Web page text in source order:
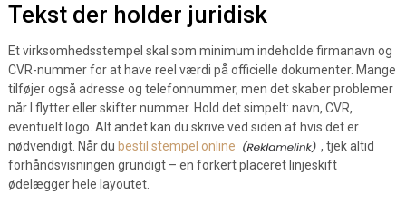
Tekst der holder juridisk
Et virksomhedsstempel skal som minimum indeholde firmanavn og
CVR-nummer for at have reel værdi på officielle dokumenter. Mange
tilføjer også adresse og telefonnummer, men det skaber problemer
når I flytter eller skifter nummer. Hold det simpelt: navn, CVR,
eventuelt logo. Alt andet kan du skrive ved siden af hvis det er
nødvendigt. Når du bestil stempel online
, tjek altid
forhåndsvisningen grundigt – en forkert placeret linjeskift
ødelægger hele layoutet.